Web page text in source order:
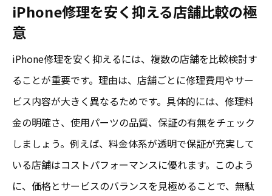
iPhone修理の口コミを信頼する判断基準
iPhone 修理 口コミの正しい読み解き方
成田の修理店口コミと旭市の違いを比較
信頼できる口コミ情報の見分け方
データも安心な千葉県旭市の修理選び
iPhone修理時のデータ安全対策とは
iPhone修理を安く抑える店舗比較の極
意
iPhone修理を安く抑えるには、複数の店舗を比較検討す
ることが重要です。理由は、店舗ごとに修理費用やサー
ビス内容が大きく異なるためです。具体的には、修理料
金の明確さ、使用パーツの品質、保証の有無をチェック
しましょう。例えば、料金体系が透明で保証が充実して
いる店舗はコストパフォーマンスに優れます。このよう
に、価格とサービスのバランスを見極めることで、無駄